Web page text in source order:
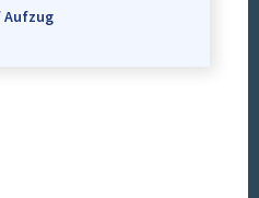
Aufzug